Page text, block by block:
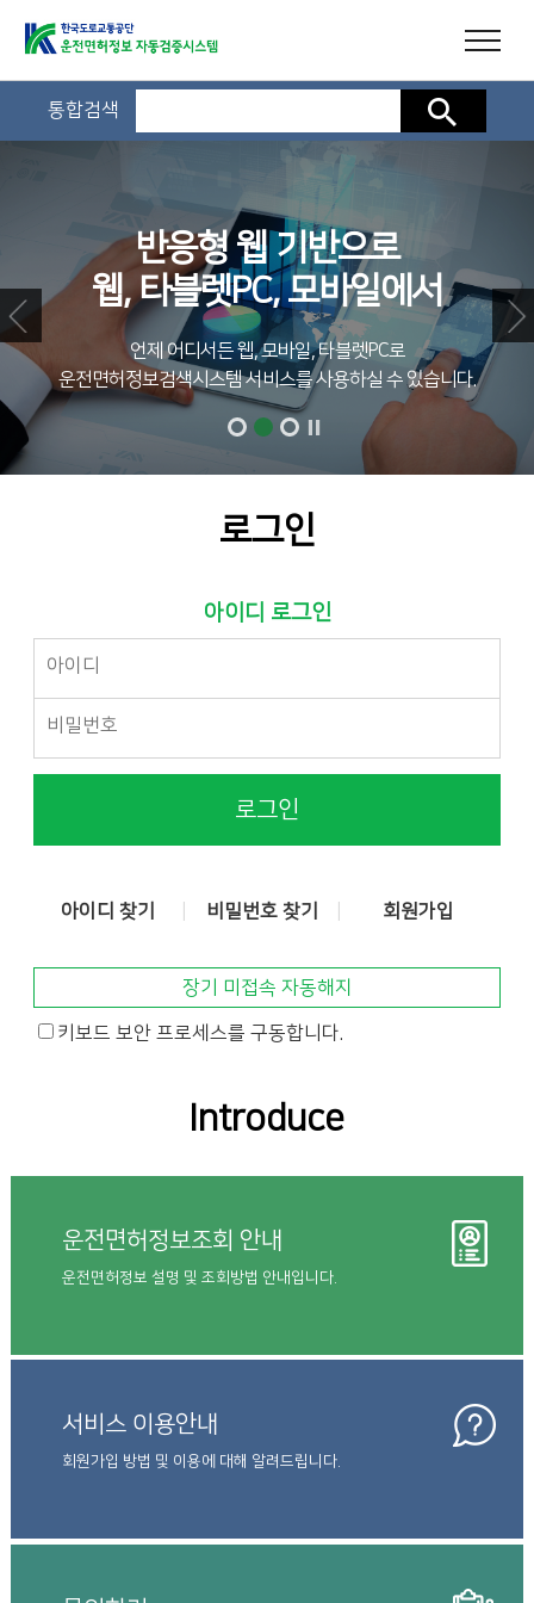
통합검색 검색
반응형 웹 기반으로
웹, 타블렛PC, 모바일에서
언제 어디서든 웹, 모바일, 타블렛PC로
운전면허정보검색시스템 서비스를 사용하실 수 있습니다.
로그인
아이디 로그인
로그인
아이디 찾기 비밀번호 찾기 회원가입
장기 미접속 자동해지
키보드 보안 프로세스를 구동합니다.
Introduce
운전면허정보조회 안내
운전면허정보 설명 및 조회방법 안내입니다.
서비스 이용안내
회원가입 방법 및 이용에 대해 알려드립니다.